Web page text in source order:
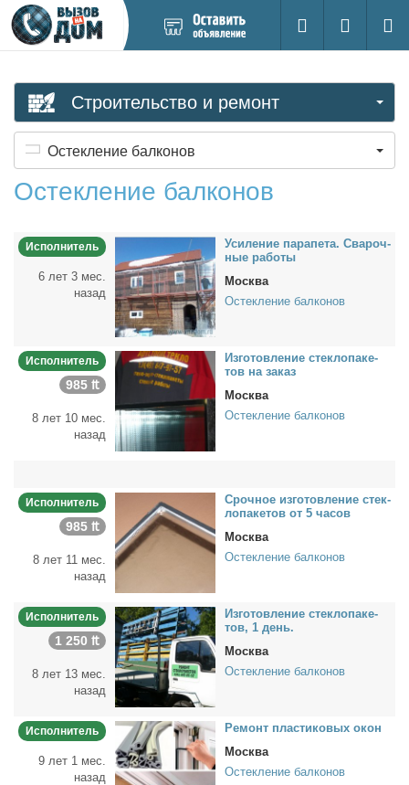
новое
Поиск
Вход на
Строительство и ремонт
Остекление балконов
Остекление балконов
Исполнитель
6 лет 3 мес.
назад
Уси­ле­ние па­ра­пе­та. Сва­роч­
ные ра­бо­ты
Москва
Остекление балконов
Исполнитель
985 ₶
8 лет 10 мес.
назад
Из­го­тов­ле­ние стек­ло­па­ке­
тов на за­каз
Москва
Остекление балконов
Исполнитель
985 ₶
8 лет 11 мес.
назад
Сроч­ное из­го­тов­ле­ние стек­
ло­па­ке­тов от 5 ча­сов
Москва
Остекление балконов
Исполнитель
1 250 ₶
8 лет 13 мес.
назад
Из­го­тов­ле­ние стек­ло­па­ке­
тов, 1 день.
Москва
Остекление балконов
Исполнитель
9 лет 1 мес.
назад
Ре­монт пла­сти­ко­вых окон
Москва
Остекление балконов